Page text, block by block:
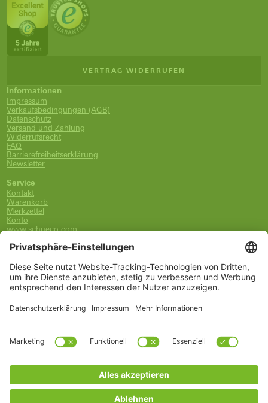
VERTRAG WIDERRUFEN
Informationen
Impressum
Verkaufsbedingungen (AGB)
Datenschutz
Versand und Zahlung
Widerrufsrecht
FAQ
Barrierefreiheitserklärung
Newsletter
Service
Kontakt
Warenkorb
Merkzettel
Konto
www.schueco.com
0800-400-4007
kostenlos aus dem dt. Festnetz
Unsere Marken
Alle Marken
Schüco International KG
Kategorien
Griffe
Wartung, Pflege und Lüftung
Einbruchschutz
FSB Griffe